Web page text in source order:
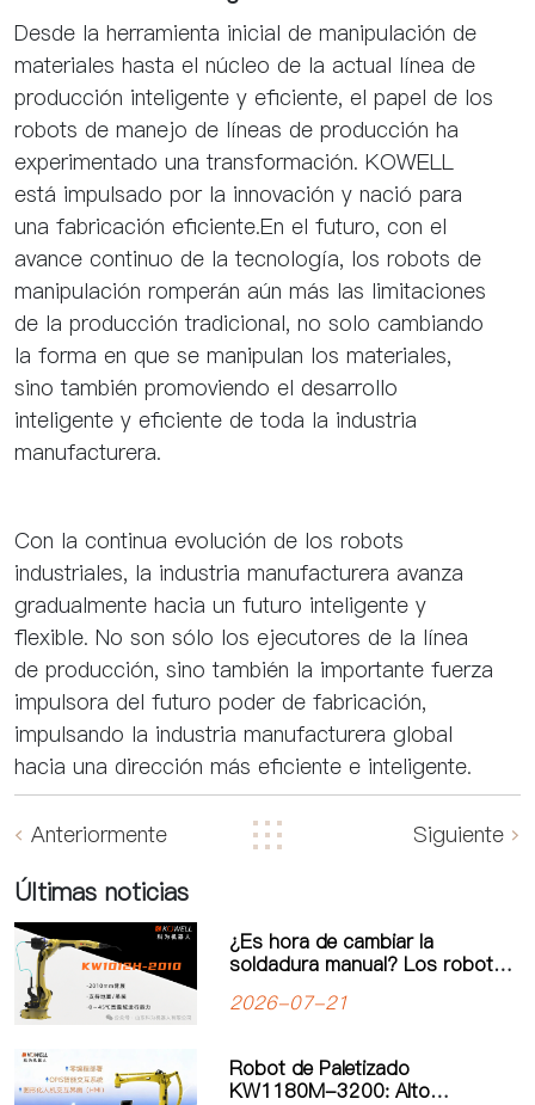
Desde la herramienta inicial de manipulación de
materiales hasta el núcleo de la actual línea de
producción inteligente y eficiente, el papel de los
robots de manejo de líneas de producción ha
experimentado una transformación. KOWELL
está impulsado por la innovación y nació para
una fabricación eficiente.En el futuro, con el
avance continuo de la tecnología, los robots de
manipulación romperán aún más las limitaciones
de la producción tradicional, no solo cambiando
la forma en que se manipulan los materiales,
sino también promoviendo el desarrollo
inteligente y eficiente de toda la industria
manufacturera.
Con la continua evolución de los robots
industriales, la industria manufacturera avanza
gradualmente hacia un futuro inteligente y
flexible. No son sólo los ejecutores de la línea
de producción, sino también la importante fuerza
impulsora del futuro poder de fabricación,
impulsando la industria manufacturera global
hacia una dirección más eficiente e inteligente.
Anteriormente Siguiente
Últimas noticias
¿Es hora de cambiar la
soldadura manual? Los robots
nueva era de automatización
2026-07-21
Robot de Paletizado
KW1180M-3200: Alto